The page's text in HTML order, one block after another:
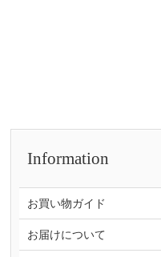
Information
お買い物ガイド
お届けについて